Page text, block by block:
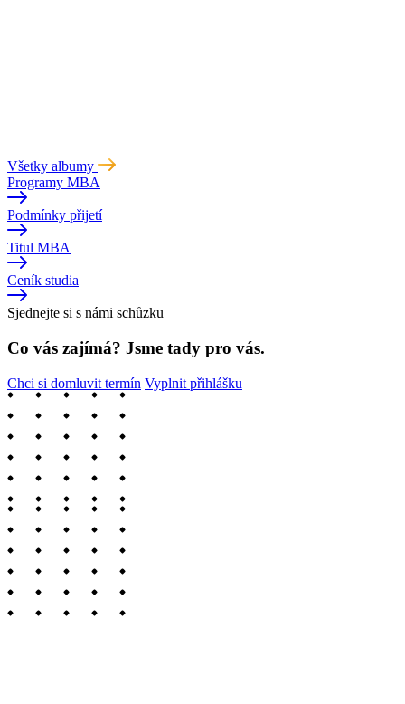
Všetky albumy
Programy MBA
Podmínky přijetí
Titul MBA
Ceník studia
Sjednejte si s námi schůzku
Co vás zajímá? Jsme tady pro vás.
Chci si domluvit termín Vyplnit přihlášku